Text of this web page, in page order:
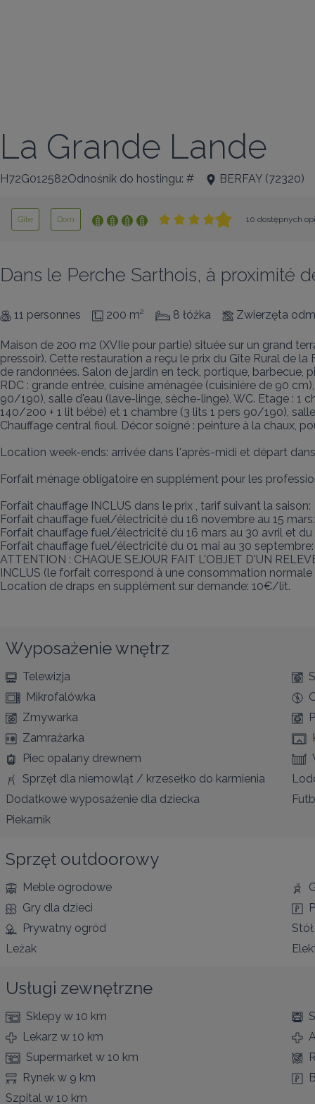
La Grande Lande
H72G012582Odnośnik do hostingu: # BERFAY (72320)
Gîte Dom 10 dostępnych
Dans le Perche Sarthois, à proximité
11 personnes 200 m² 8 łóżka Zwierzęta
Maison de 200 m2 (XVIIe pour partie) située sur un grand
pressoir). Cette restauration a reçu le prix du Gîte Rural de
de randonnées. Salon de jardin en teck, portique,
RDC : grande entrée, cuisine aménagée (cuisinière de 90
90/190), salle d'eau (lave-linge, sèche-linge), WC. Etage : 1
140/200 + 1 lit bébé) et 1 chambre (3 lits 1 pers 90/190),
Chauffage central fioul. Décor soigné : peinture à la chaux,
Location week-ends: arrivée dans l'après-midi et départ
Forfait ménage obligatoire en supplément pour les
Forfait chauffage INCLUS dans le prix , tarif suivant la saison:
Forfait chauffage fuel/électricité du 16 novembre au 15
Forfait chauffage fuel/électricité du 16 mars au 30 avril et
Forfait chauffage fuel/électricité du 01 mai au 30
ATTENTION : CHAQUE SEJOUR FAIT L'OBJET D'UN
INCLUS (le forfait correspond à une consommation
Location de draps en supplément sur demande: 10€/lit.
Wyposażenie wnętrz
Telewizja
Mikrofalówka
Zmywarka
Zamrażarka
Piec opalany drewnem
Sprzęt dla niemowląt / krzesełko do karmienia
Dodatkowe wyposażenie dla dziecka
Piekarnik
Sprzęt outdoorowy
Meble ogrodowe
Gry dla dzieci
Prywatny ogród
Leżak
Usługi zewnętrzne
Sklepy w 10 km
Lekarz w 10 km
Supermarket w 10 km
Rynek w 9 km
Szpital w 10 km